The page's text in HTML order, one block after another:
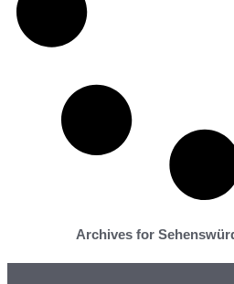
Archives for